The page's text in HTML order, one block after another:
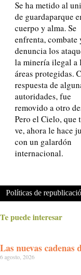
Se ha metido al
de guardaparque
cuerpo y alma. Se
enfrenta, combate
denuncia los
la minería ilegal a
áreas protegidas.
respuesta de
autoridades, fue
removido a otro
Pero el Cielo, que
ve, ahora le hace
con un galardón
internacional.
Políticas de
Te puede interesar
Las nuevas cadenas
6 agosto, 2026